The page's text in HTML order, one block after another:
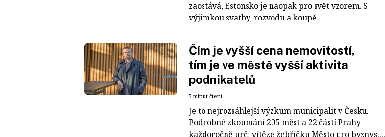
zaostává, Estonsko je naopak pro svět vzorem. S
výjimkou svatby, rozvodu a koupě...
Čím je vyšší cena nemovitostí,
tím je ve městě vyšší aktivita
podnikatelů
5 minut čtení
Je to nejrozsáhlejší výzkum municipalit v Česku.
Podrobné zkoumání 205 měst a 22 částí Prahy
každoročně určí vítěze žebříčku Město pro byznys....